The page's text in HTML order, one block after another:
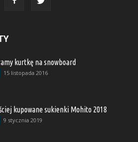
kurtkę na snowboard
15 listopada 2016
kupowane sukienki Mohito 2018
9 stycznia 2019